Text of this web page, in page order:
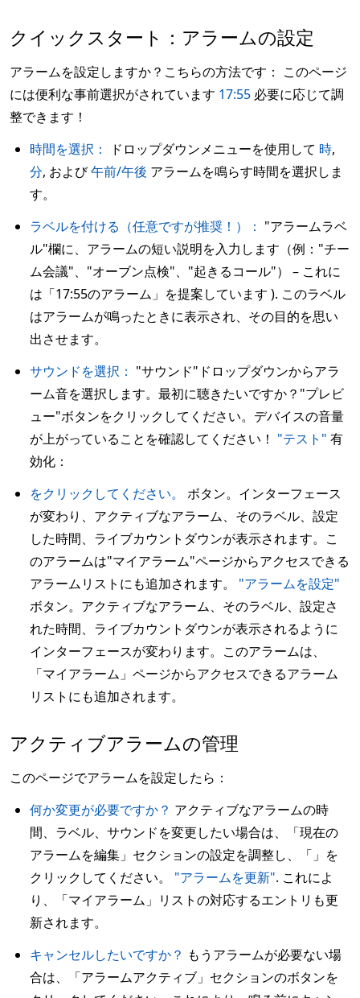
クイックスタート：アラームの設定
アラームを設定しますか？こちらの方法です： このページ
には便利な事前選択がされています 17:55 必要に応じて調
整できます！
時間を選択：
ドロップダウンメニューを使用して 時,
分, および午前/午後 アラームを鳴らす時間を選択しま
す。
ラベルを付ける（任意ですが推奨！）： "アラームラベ
ル"欄に、アラームの短い説明を入力します（例："チー
ム会議"、"オーブン点検"、"起きるコール"） – これに
は「17:55のアラーム」を提案しています ). このラベル
はアラームが鳴ったときに表示され、その目的を思い
出させます。
サウンドを選択： "サウンド"ドロップダウンからアラ
ーム音を選択します。最初に聴きたいですか？"プレビ
ュー"ボタンをクリックしてください。デバイスの音量
が上がっていることを確認してください！ "テスト" 有
効化：
をクリックしてください。
ボタン。インターフェース
が変わり、アクティブなアラーム、そのラベル、設定
した時間、ライブカウントダウンが表示されます。こ
のアラームは"マイアラーム"ページからアクセスできる
アラームリストにも追加されます。 "アラームを設定"
ボタン。アクティブなアラーム、そのラベル、設定さ
れた時間、ライブカウントダウンが表示されるように
インターフェースが変わります。このアラームは、
「マイアラーム」ページからアクセスできるアラーム
リストにも追加されます。
アクティブアラームの管理
このページでアラームを設定したら：
何か変更が必要ですか？ アクティブなアラームの時
間、ラベル、サウンドを変更したい場合は、「現在の
アラームを編集」セクションの設定を調整し、「」を
クリックしてください。 "アラームを更新". これによ
り、「マイアラーム」リストの対応するエントリも更
新されます。
キャンセルしたいですか？ もうアラームが必要ない場
合は、「アラームアクティブ」セクションのボタンを